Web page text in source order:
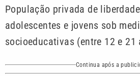
População privada de
adolescentes e jovens sob
socioeducativas (entre 12 e 21
Continua após a